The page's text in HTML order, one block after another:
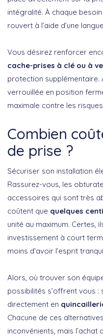
intégralité. À chaque
rouvert à l’aide d’une
Vous désirez renforcer
cache-prises à clé ou à
protection supplémentaire.
verrouillée en position
maximale contre les
Combien
de prise ?
Sécuriser son installation
Rassurez-vous, les
accessoires qui sont très
coûtent que quelques
unité au maximum. Certes,
investissement à court
moins d’avoir l’esprit
Alors, où trouver son
possibilités s’offrent vous
directement en
Chacune de ces
inconvénients, mais